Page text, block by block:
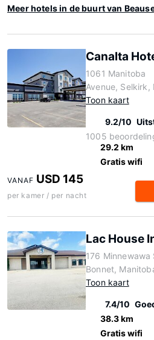
Meer hotels in de buurt van
Canalta
1061 Manitoba
Avenue, Selkirk,
Toon kaart
9.2/10
1005
29.2 km
Gratis wifi
VANAF USD 145
per kamer / per nacht
Lac House
176 Minnewawa
Bonnet,
Toon kaart
7.4/10
38.3 km
Gratis wifi